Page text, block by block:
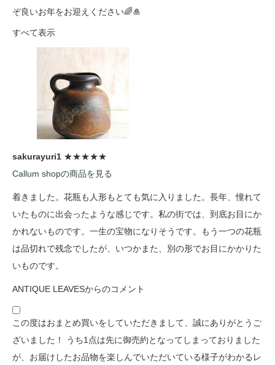
ぞ良いお年をお迎えください🌈🎍
すべて表示
sakurayuri1 ★★★★★
Callum shopの商品を見る
着きました。花瓶も人形もとても気に入りました。長年、憧れて
いたものに出会ったような感じです。私の街では、到底お目にか
かれないものです。一生の宝物になりそうです。もう一つの花瓶
は品切れで残念でしたが、いつかまた、別の形でお目にかかりた
いものです。
ANTIQUE LEAVESからのコメント
この度はおまとめ買いをしていただきまして、誠にありがとうご
ざいました！ うち1点は先に御売約となってしまっておりました
が、お届けしたお品物を楽しんでいただいている様子がわかるレ